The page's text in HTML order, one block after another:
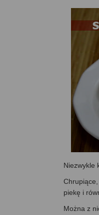
Niezwykle
piekę i
Można z